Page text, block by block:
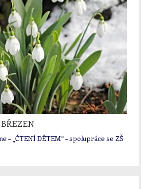
– „ČTENÍ DĚTEM“ – spolupráce se ZŠ